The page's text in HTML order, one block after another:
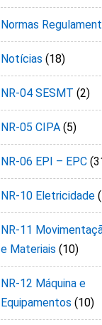
Normas
Notícias (18)
NR-04 SESMT (2)
NR-05 CIPA (5)
NR-06 EPI – EPC
NR-10 Eletricidade
NR-11
e Materiais (10)
NR-12 Máquina e
Equipamentos (10)